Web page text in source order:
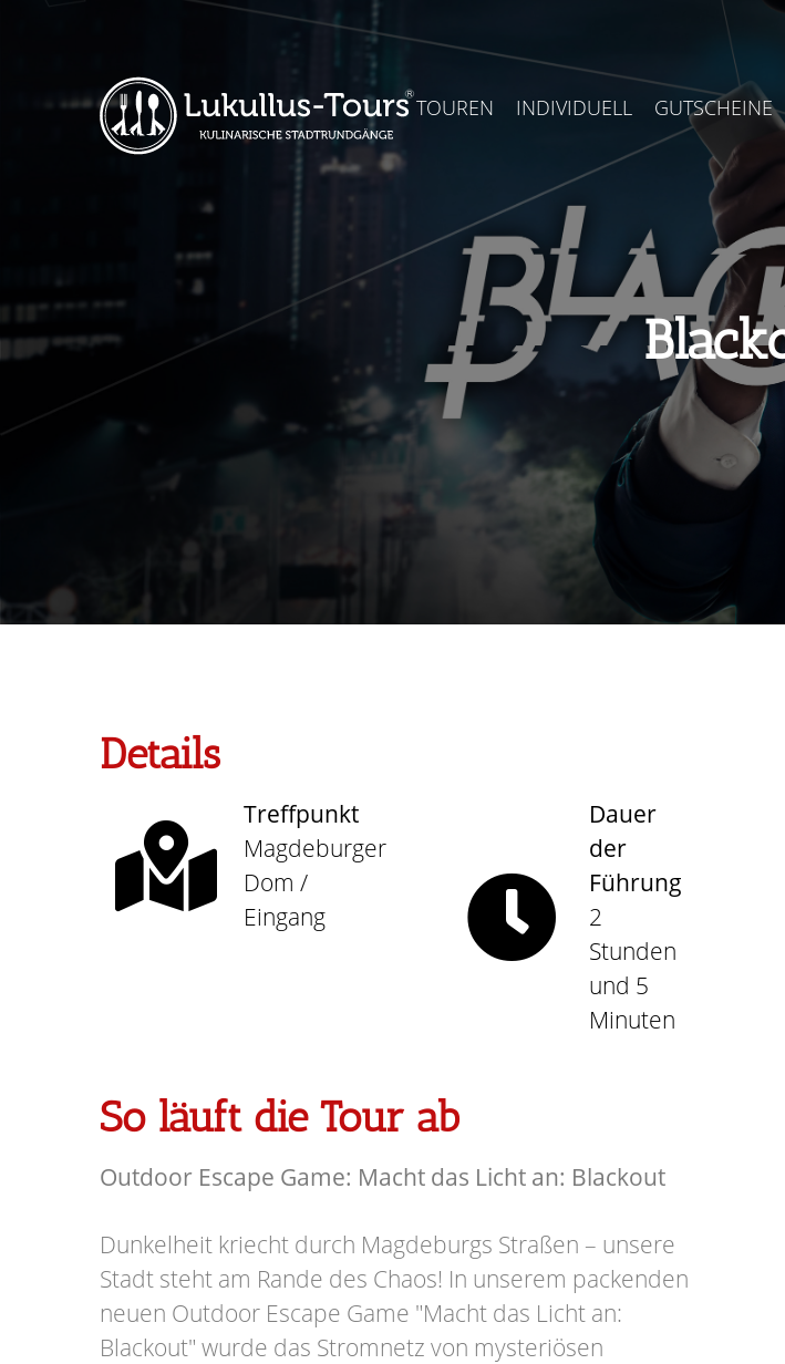
TOUREN INDIVIDUELL GUTSCHEINE
Details
Treffpunkt
Magdeburger
Dom /
Eingang
Dauer
der
Führung
2
Stunden
und 5
Minuten
So läuft die Tour ab
Outdoor Escape Game: Macht das Licht an: Blackout
Dunkelheit kriecht durch Magdeburgs Straßen – unsere
Stadt steht am Rande des Chaos! In unserem packenden
neuen Outdoor Escape Game "Macht das Licht an:
Blackout" wurde das Stromnetz von mysteriösen